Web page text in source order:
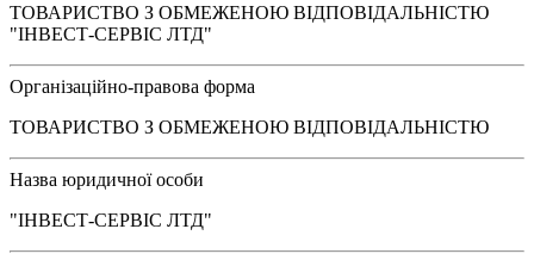
ТОВАРИСТВО З ОБМЕЖЕНОЮ ВІДПОВІДАЛЬНІСТЮ
"ІНВЕСТ-СЕРВІС ЛТД"
Організаційно-правова форма
ТОВАРИСТВО З ОБМЕЖЕНОЮ ВІДПОВІДАЛЬНІСТЮ
Назва юридичної особи
"ІНВЕСТ-СЕРВІС ЛТД"